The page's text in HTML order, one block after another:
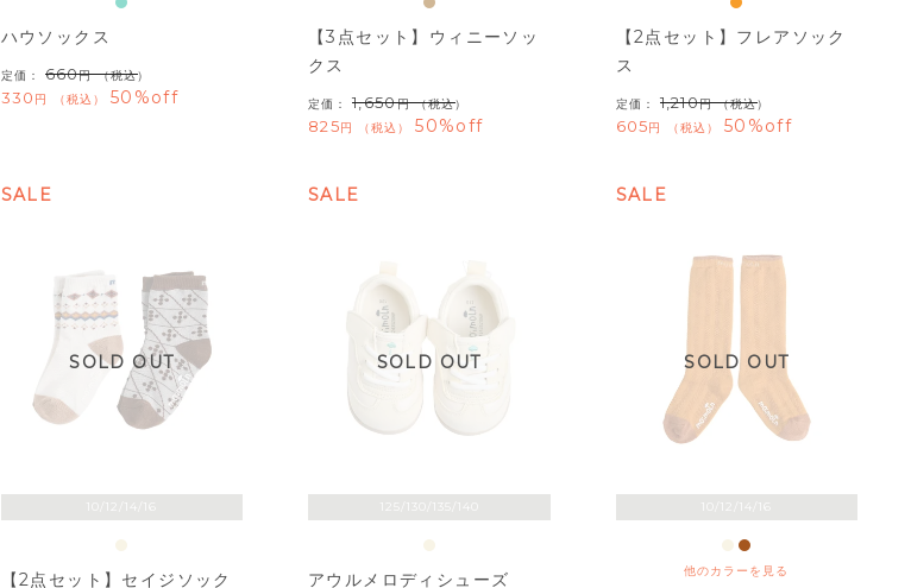
ハウソックス
定価： 660 （税込）
330 税込 50%off
【3点セット】ウィニーソッ
クス
定価： 1,650 （税込）
825 税込 50%off
【2点セット】フレアソック
ス
定価： 1,210 （税込）
605 税込 50%off
10/12/14/16
SOLD OUT
SALE
【2点セット】セイジソック
125/130/135/140
SOLD OUT
SALE
アウルメロディシューズ
10/12/14/16
他のカラーを見る
SOLD OUT
SALE